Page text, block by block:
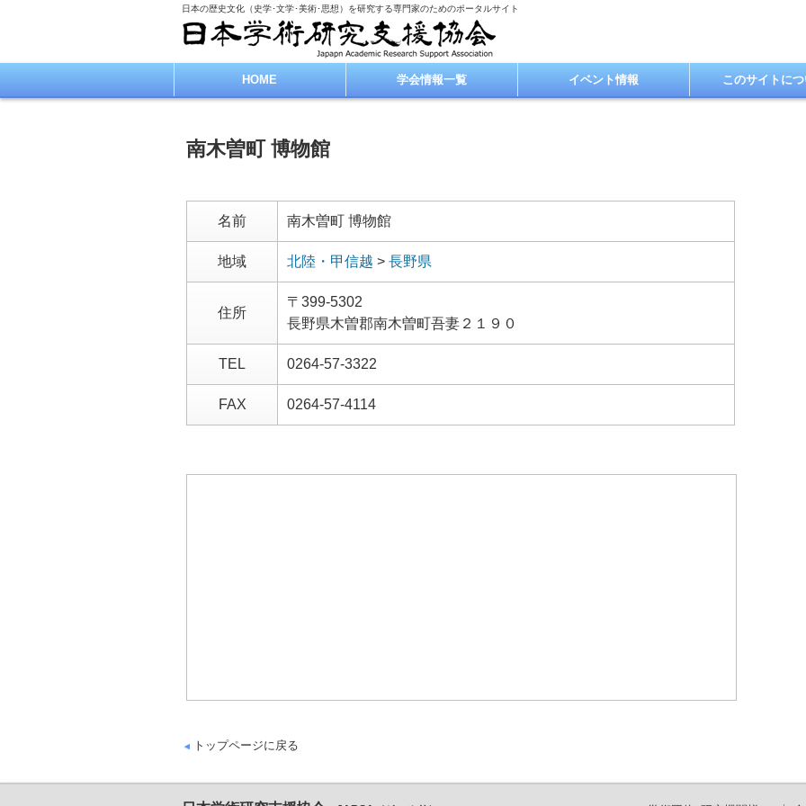
日本の歴史文化（史学･文学･美術･思想）を研究する専門家のためのポータルサイト
HOME 学会情報一覧 イベント情報 このサイトに
南木曽町 博物館
名前 南木曽町 博物館
地域 北陸・甲信越 > 長野県
住所
〒399-5302
長野県木曽郡南木曽町吾妻２１９０
TEL 0264-57-3322
FAX 0264-57-4114
トップページに戻る